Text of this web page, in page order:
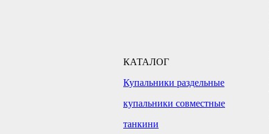
КАТАЛОГ
Купальники раздельные
купальники совместные
танкини